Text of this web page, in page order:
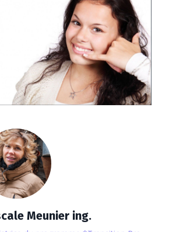
#confiance #peur #échec
Meunier ing.